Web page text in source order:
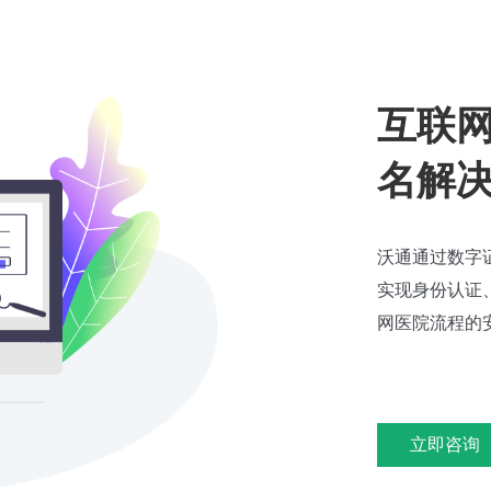
互联
名解
沃通通过数字
实现身份认证
网医院流程的
立即咨询